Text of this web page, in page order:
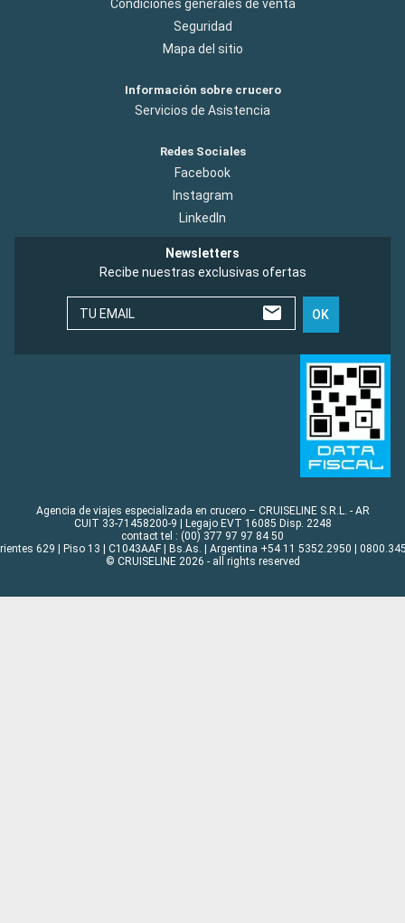
Condiciones generales de venta
Seguridad
Mapa del sitio
Información sobre crucero
Servicios de Asistencia
Redes Sociales
Facebook
Instagram
LinkedIn
Newsletters
Recibe nuestras exclusivas ofertas
TU EMAIL OK
Agencia de viajes especializada en crucero – CRUISELINE S.R.L. - AR
CUIT 33-71458200-9 | Legajo EVT 16085 Disp. 2248
contact tel : (00) 377 97 97 84 50
629 | Piso 13 | C1043AAF | Bs.As. | Argentina +54 11 5352.2950 |
© CRUISELINE 2026 - all rights reserved